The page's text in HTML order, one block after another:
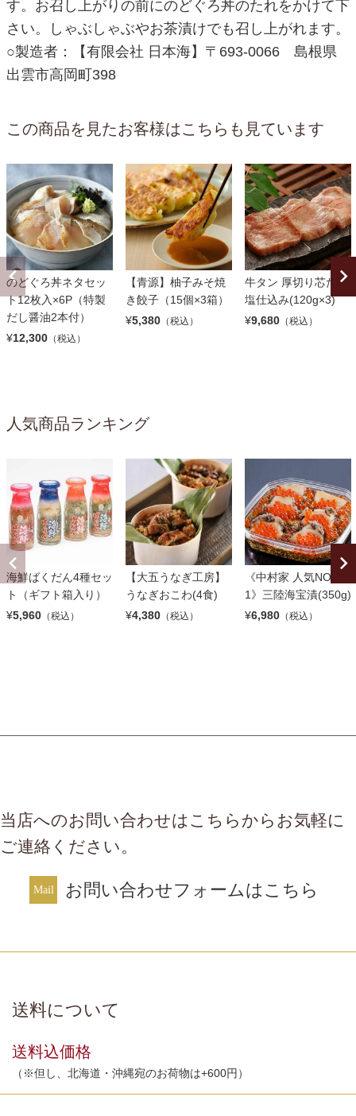
す。お召し上がりの前にのどぐろ丼のたれをかけて下
さい。しゃぶしゃぶやお茶漬けでも召し上がれます。
○製造者：【有限会社 日本海】〒693-0066 島根県
出雲市高岡町398
この商品を見たお客様はこちらも見ています
のどぐろ丼ネタセッ
ト12枚入×6P（特製
だし醤油2本付）
¥12,300 （税込）
【青源】柚子みそ焼
き餃子（15個×3箱）
¥5,380 （税込）
牛タン 厚切り芯たん
塩仕込み(120g×3)
¥9,680 （税込）
人気商品ランキング
海鮮ばくだん4種セッ
ト（ギフト箱入り）
¥5,960 （税込）
【大五うなぎ工房】
うなぎおこわ(4食)
¥4,380 （税込）
《中村家 人気NO.
1》三陸海宝漬(350g)
¥6,980 （税込）
当店へのお問い合わせはこちらからお気軽に
ご連絡ください。
お問い合わせフォームはこちら
送料について
送料込価格
（※但し、北海道・沖縄宛のお荷物は+600円）